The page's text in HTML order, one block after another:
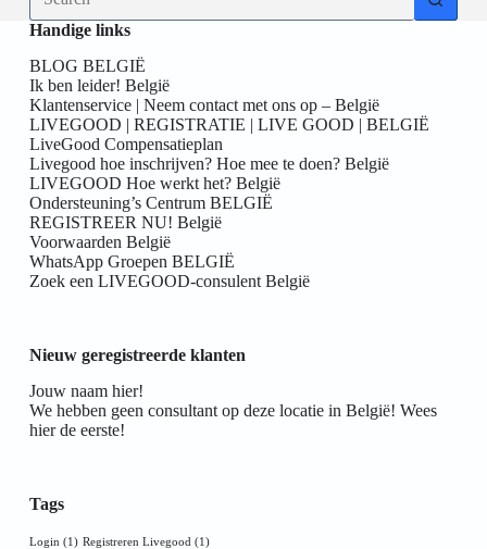
results
Handige links
BLOG BELGIË
Ik ben leider! België
Klantenservice | Neem contact met ons op – België
LIVEGOOD | REGISTRATIE | LIVE GOOD | BELGIË
LiveGood Compensatieplan
Livegood hoe inschrijven? Hoe mee te doen? België
LIVEGOOD Hoe werkt het? België
Ondersteuning’s Centrum BELGIË
REGISTREER NU! België
Voorwaarden België
WhatsApp Groepen BELGIË
Zoek een LIVEGOOD-consulent België
Nieuw geregistreerde klanten
Jouw naam hier!
We hebben geen consultant op deze locatie in België! Wees
hier de eerste!
Tags
Login (1) Registreren Livegood (1)